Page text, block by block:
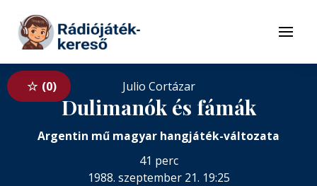
Tovább a tartalomhoz
Menü
0 Julio Cortázar
Dulimanók és fámák
Argentin mű magyar hangjáték-változata
41 perc
1988. szeptember 21. 19:25